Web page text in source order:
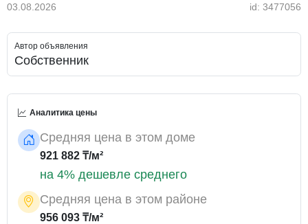
03.08.2026 id: 3477056
Автор объявления
Собственник
Аналитика цены
Средняя цена в этом доме
921 882 ₸/м²
на 4% дешевле среднего
Средняя цена в этом районе
956 093 ₸/м²